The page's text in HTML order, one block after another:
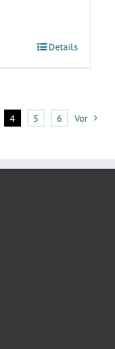
Details
4 5 6 Vor